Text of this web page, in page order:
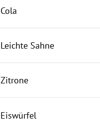
Cola
Leichte Sahne
Zitrone
Eiswürfel